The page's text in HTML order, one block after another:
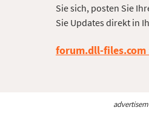
Sie sich, posten Sie
Sie Updates direkt in
forum.dll-files.com